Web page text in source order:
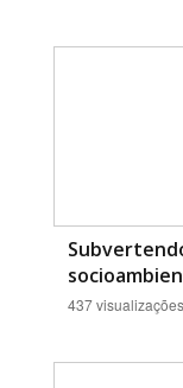
437 visualizações